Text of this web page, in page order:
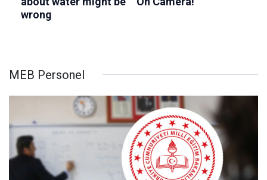
MEB Personel